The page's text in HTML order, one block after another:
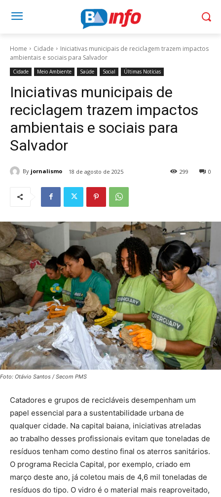
Home Cidade
Iniciativas municipais de reciclagem trazem impactos
ambientais e sociais para Salvador
Cidade Meio Ambiente Saúde Social Últimas Notícias
Iniciativas municipais de
reciclagem trazem impactos
ambientais e sociais para
Salvador
By jornalismo 18 de agosto de 2025 0
299
Foto: Otávio Santos / Secom PMS
Catadores e grupos de recicláveis desempenham um
papel essencial para a sustentabilidade urbana de
qualquer cidade. Na capital baiana, iniciativas atreladas
ao trabalho desses profissionais evitam que toneladas de
resíduos tenham como destino final os aterros sanitários.
O programa Recicla Capital, por exemplo, criado em
março deste ano, já coletou mais de 4,6 mil toneladas de
resíduos do tipo. O vidro é o material mais reaproveitado,